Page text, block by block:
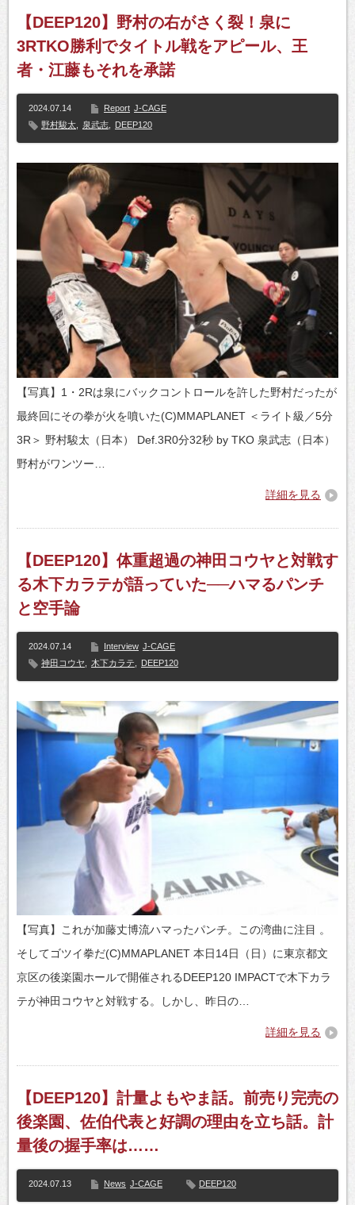
【DEEP120】野村の右がさく裂！泉に
3RTKO勝利でタイトル戦をアピール、王
者・江藤もそれを承諾
2024.07.14 Report J-CAGE
野村駿太
泉武志 DEEP120
【写真】1・2Rは泉にバックコントロールを許した野村だったが
最終回にその拳が火を噴いた(C)MMAPLANET ＜ライト級／5分
3R＞ 野村駿太（日本） Def.3R0分32秒 by TKO 泉武志（日本）
野村がワンツー…
詳細を見る
【DEEP120】体重超過の神田コウヤと対戦す
る木下カラテが語っていた──ハマるパンチ
と空手論
2024.07.14 Interview J-CAGE
神田コウヤ
木下カラテ DEEP120
【写真】これが加藤丈博流ハマったパンチ。この湾曲に注目 。
そしてゴツイ拳だ(C)MMAPLANET 本日14日（日）に東京都文
京区の後楽園ホールで開催されるDEEP120 IMPACTで木下カラ
テが神田コウヤと対戦する。しかし、昨日の…
詳細を見る
【DEEP120】計量よもやま話。前売り完売の
後楽園、佐伯代表と好調の理由を立ち話。計
量後の握手率は……
2024.07.13 News J-CAGE DEEP120